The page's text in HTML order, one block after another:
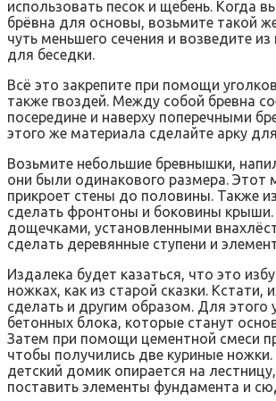
использовать песок и щебень. Когда
брёвна для основы, возьмите такой
чуть меньшего сечения и возведите
для беседки.
Всё это закрепите при помощи
также гвоздей. Между собой бревна
посередине и наверху поперечными
этого же материала сделайте арку
Возьмите небольшие бревнышки,
они были одинакового размера. Этот
прикроет стены до половины. Также
сделать фронтоны и боковины
дощечками, установленными
сделать деревянные ступени и
Издалека будет казаться, что это
ножках, как из старой сказки. Кстати,
сделать и другим образом. Для этого
бетонных блока, которые станут
Затем при помощи цементной смеси
чтобы получились две куриные
детский домик опирается на
поставить элементы фундамента и